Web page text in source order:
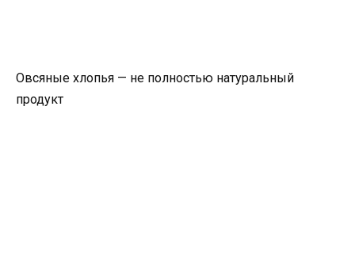
Овсяные хлопья — не полностью натуральный
продукт